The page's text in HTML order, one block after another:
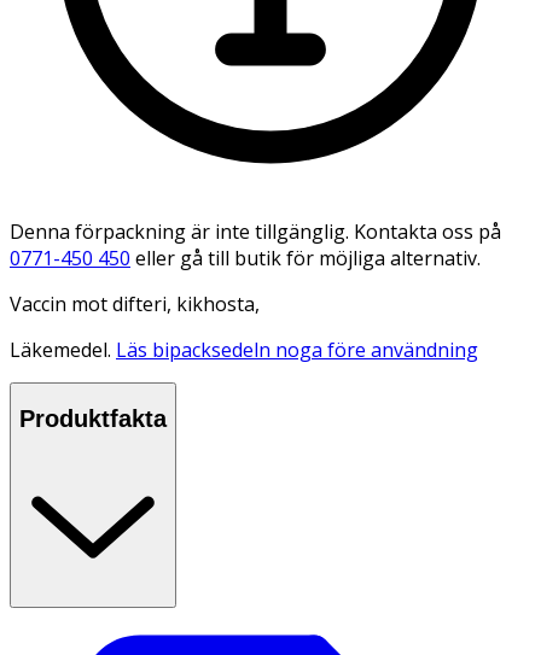
Denna förpackning är inte tillgänglig. Kontakta oss på
0771-450 450 eller gå till butik för möjliga alternativ.
Vaccin mot difteri, kikhosta,
Läkemedel. Läs bipacksedeln noga före användning
Produktfakta